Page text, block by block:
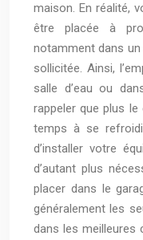
maison. En réalité,
être placée à
notamment dans un
sollicitée. Ainsi,
salle d’eau ou
rappeler que plus le
temps à se
d’installer votre
d’autant plus
placer dans le
généralement les
dans les meilleures